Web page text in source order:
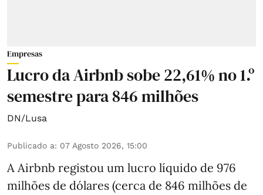
Empresas
Lucro da Airbnb sobe 22,61% no 1.º
semestre para 846 milhões
DN/Lusa
Publicado a: 07 Agosto 2026, 15:00
A Airbnb registou um lucro líquido de 976
milhões de dólares (cerca de 846 milhões de